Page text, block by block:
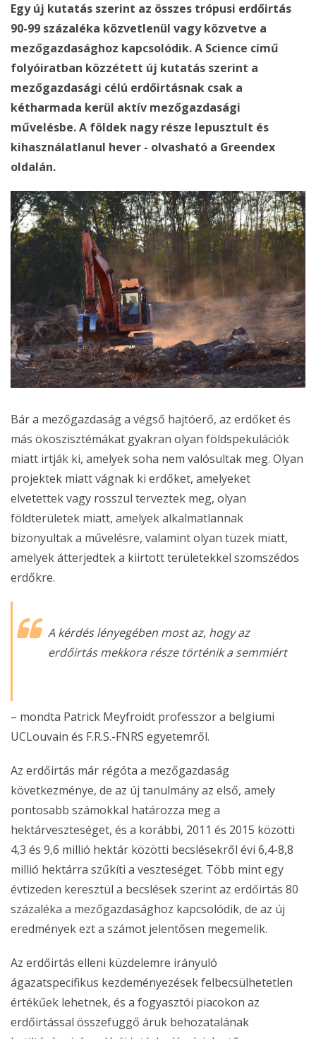
Egy új kutatás szerint az összes trópusi erdőirtás
90-99 százaléka közvetlenül vagy közvetve a
mezőgazdasághoz kapcsolódik. A Science című
folyóiratban közzétett új kutatás szerint a
mezőgazdasági célú erdőirtásnak csak a
kétharmada kerül aktív mezőgazdasági
művelésbe. A földek nagy része lepusztult és
kihasználatlanul hever - olvasható a Greendex
oldalán.
Bár a mezőgazdaság a végső hajtóerő, az erdőket és
más ökoszisztémákat gyakran olyan földspekulációk
miatt irtják ki, amelyek soha nem valósultak meg. Olyan
projektek miatt vágnak ki erdőket, amelyeket
elvetettek vagy rosszul terveztek meg, olyan
földterületek miatt, amelyek alkalmatlannak
bizonyultak a művelésre, valamint olyan tüzek miatt,
amelyek átterjedtek a kiirtott területekkel szomszédos
erdőkre.
A kérdés lényegében most az, hogy az
erdőirtás mekkora része történik a semmiért
– mondta Patrick Meyfroidt professzor a belgiumi
UCLouvain és F.R.S.-FNRS egyetemről.
Az erdőirtás már régóta a mezőgazdaság
következménye, de az új tanulmány az első, amely
pontosabb számokkal határozza meg a
hektárveszteséget, és a korábbi, 2011 és 2015 közötti
4,3 és 9,6 millió hektár közötti becslésekről évi 6,4-8,8
millió hektárra szűkíti a veszteséget. Több mint egy
évtizeden keresztül a becslések szerint az erdőirtás 80
százaléka a mezőgazdasághoz kapcsolódik, de az új
eredmények ezt a számot jelentősen megemelik.
Az erdőirtás elleni küzdelemre irányuló
ágazatspecifikus kezdeményezések felbecsülhetetlen
értékűek lehetnek, és a fogyasztói piacokon az
erdőirtással összefüggő áruk behozatalának